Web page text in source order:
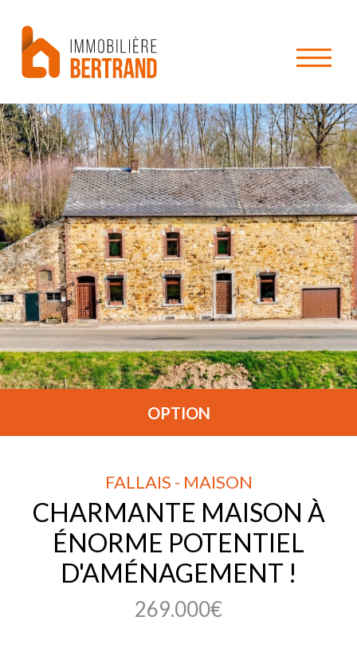
OPTION
FALLAIS - MAISON
CHARMANTE MAISON À
ÉNORME POTENTIEL
D'AMÉNAGEMENT !
269.000€